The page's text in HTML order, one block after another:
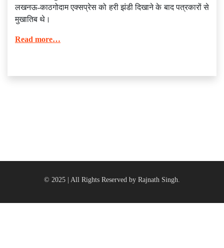
लखनऊ-काठगोदाम एक्सप्रेस को हरी झंडी दिखाने के बाद पत्रकारों से
मुखातिब थे।
Read more…
© 2025 | All Rights Reserved by Rajnath Singh.